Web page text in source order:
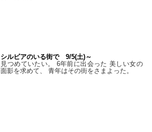
シルビアのいる街で 9/5(土)～
見つめていたい。 6年前に出会った 美しい女の
面影を求めて、 青年はその街をさまよった。